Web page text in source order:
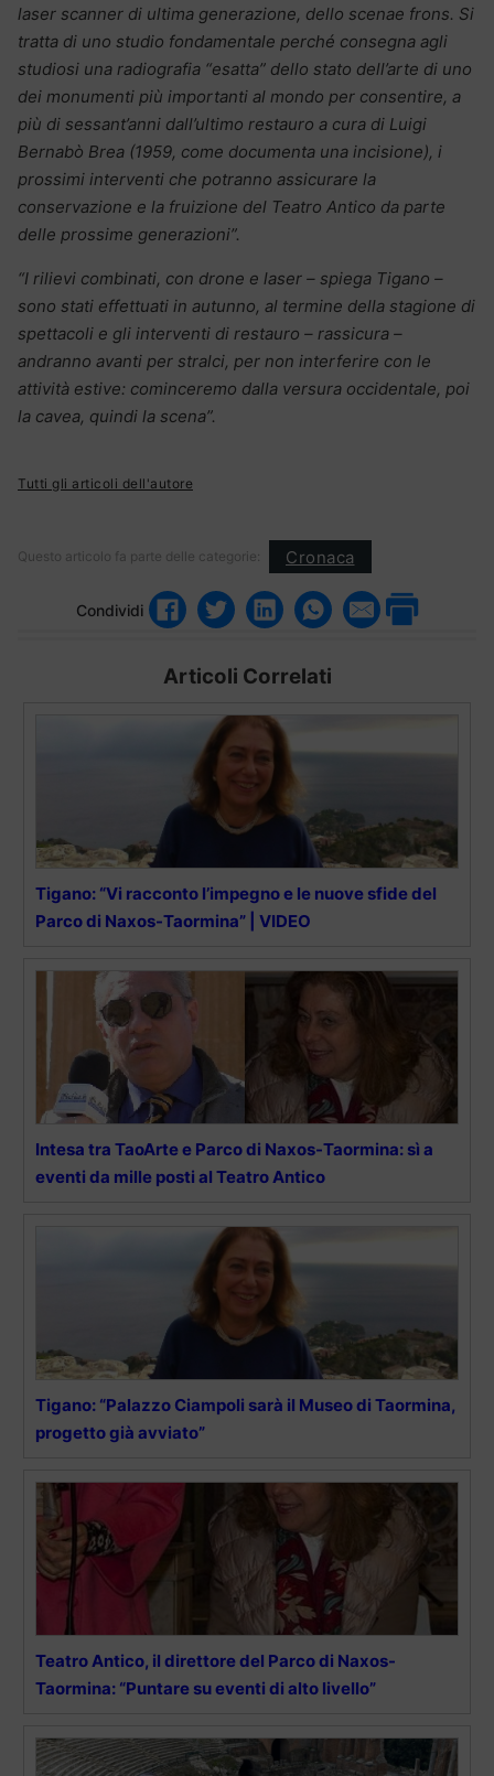
laser scanner di ultima generazione, dello scenae frons. Si
tratta di uno studio fondamentale perché consegna agli
studiosi una radiografia “esatta” dello stato dell’arte di uno
dei monumenti più importanti al mondo per consentire, a
più di sessant’anni dall’ultimo restauro a cura di Luigi
Bernabò Brea (1959, come documenta una incisione), i
prossimi interventi che potranno assicurare la
conservazione e la fruizione del Teatro Antico da parte
delle prossime generazioni”.
“I rilievi combinati, con drone e laser – spiega Tigano –
sono stati effettuati in autunno, al termine della stagione di
spettacoli e gli interventi di restauro – rassicura –
andranno avanti per stralci, per non interferire con le
attività estive: cominceremo dalla versura occidentale, poi
la cavea, quindi la scena”.
Tutti gli articoli dell'autore
Questo articolo fa parte delle categorie: Cronaca
Condividi
Articoli Correlati
Tigano: “Vi racconto l’impegno e le nuove sfide del
Parco di Naxos-Taormina” | VIDEO
Intesa tra TaoArte e Parco di Naxos-Taormina: sì a
eventi da mille posti al Teatro Antico
Tigano: “Palazzo Ciampoli sarà il Museo di Taormina,
progetto già avviato”
Teatro Antico, il direttore del Parco di Naxos-
Taormina: “Puntare su eventi di alto livello”